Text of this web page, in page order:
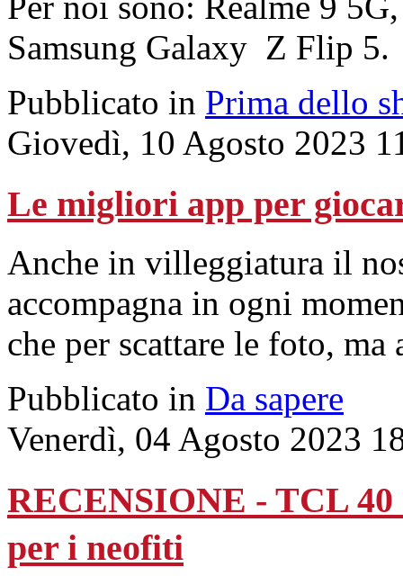
Samsung Galaxy Z Flip 5.
Pubblicato in Prima dello
Giovedì, 10 Agosto 2023
Le migliori app per
Anche in villeggiatura il
accompagna in ogni
che per scattare le foto, ma
Pubblicato in Da sapere
Venerdì, 04 Agosto 2023
RECENSIONE - TCL 40
per i neofiti